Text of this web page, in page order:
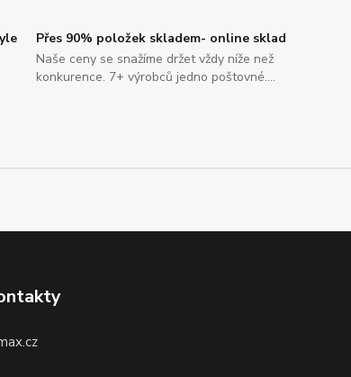
Přes 90% položek skladem- online sklad
Naše ceny se snažíme držet vždy níže než
konkurence. 7+ výrobců jedno poštovné....